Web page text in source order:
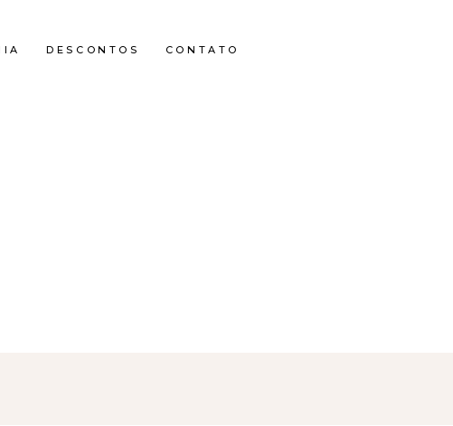
DESCONTOS CONTATO